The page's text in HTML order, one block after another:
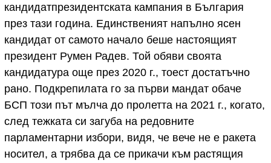
кандидатпрезидентската кампания в България
през тази година. Единственият напълно ясен
кандидат от самото начало беше настоящият
президент Румен Радев. Той обяви своята
кандидатура още през 2020 г., тоест достатъчно
рано. Подкрепилата го за първи мандат обаче
БСП този път мълча до пролетта на 2021 г., когато,
след тежката си загуба на редовните
парламентарни избори, видя, че вече не е ракета
носител, а трябва да се прикачи към растящия